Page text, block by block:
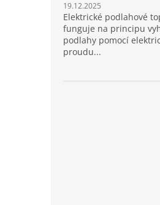
19.12.2025
Elektrické podlahové
funguje na principu
podlahy pomocí
proudu...